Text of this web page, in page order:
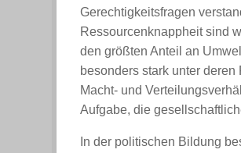
Gerechtigkeitsfragen
Ressourcenknappheit sind
den größten Anteil an
besonders stark unter
Macht- und
Aufgabe, die
In der politischen Bildung